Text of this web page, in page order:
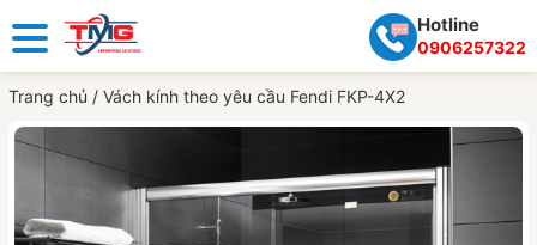
Hotline
0906257322
Trang chủ / Vách kính theo yêu cầu Fendi FKP-4X2